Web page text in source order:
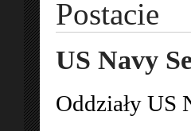
Postacie
US Navy
Oddziały US